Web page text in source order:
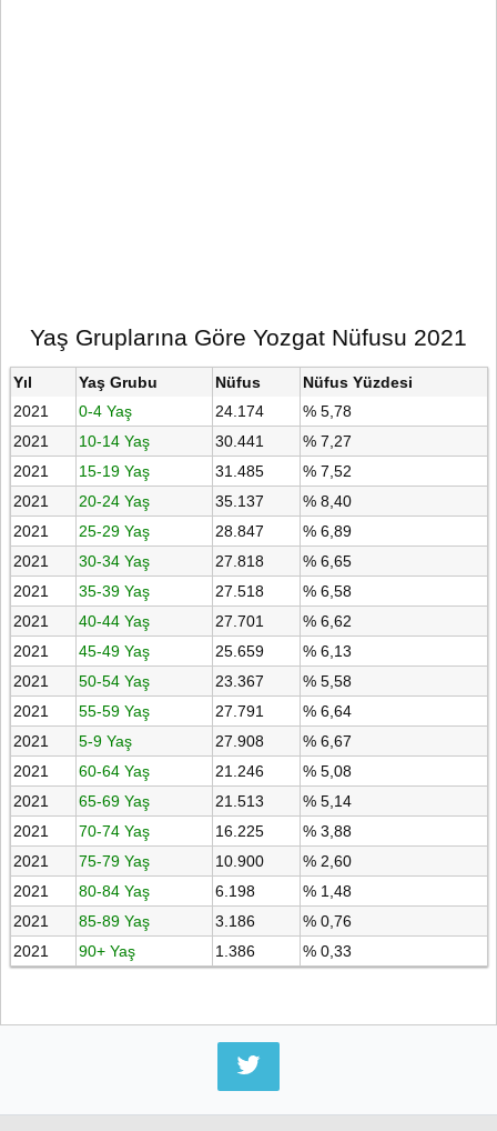
Yaş Gruplarına Göre Yozgat Nüfusu 2021
Yıl Yaş Grubu Nüfus
Nüfus Yüzdesi
2021
0-4 Yaş 24.174
% 5,78
2021
10-14 Yaş 30.441
% 7,27
2021
15-19 Yaş 31.485
% 7,52
2021
20-24 Yaş 35.137
% 8,40
2021
25-29 Yaş 28.847
% 6,89
2021
30-34 Yaş 27.818
% 6,65
2021
35-39 Yaş 27.518
% 6,58
2021
40-44 Yaş 27.701
% 6,62
2021
45-49 Yaş 25.659
% 6,13
2021
50-54 Yaş 23.367
% 5,58
2021
55-59 Yaş 27.791
% 6,64
2021
5-9 Yaş 27.908
% 6,67
2021
60-64 Yaş 21.246
% 5,08
2021
65-69 Yaş 21.513
% 5,14
2021
70-74 Yaş 16.225
% 3,88
2021
75-79 Yaş 10.900
% 2,60
2021
80-84 Yaş 6.198
% 1,48
2021
85-89 Yaş 3.186
% 0,76
2021
90+ Yaş 1.386 % 0,33